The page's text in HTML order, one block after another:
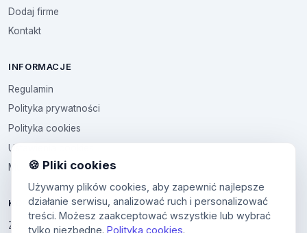
Dodaj firme
Kontakt
INFORMACJE
Regulamin
Polityka prywatności
Polityka cookies
Ustawienia cookies
Multikod
KONTO
Zaloguj sie
🍪 Pliki cookies
Używamy plików cookies, aby zapewnić najlepsze
działanie serwisu, analizować ruch i personalizować
treści. Możesz zaakceptować wszystkie lub wybrać
tylko niezbędne. Polityka cookies.